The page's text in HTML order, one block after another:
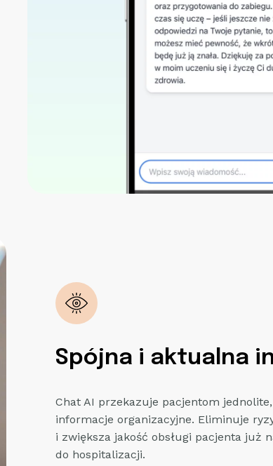
Spójna i aktualna
Chat AI przekazuje pacjentom
informacje organizacyjne. Eliminuje
i zwiększa jakość obsługi pacjenta już
do hospitalizacji.